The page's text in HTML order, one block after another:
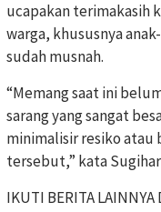
ucapakan terimakasih
warga, khususnya
sudah musnah.
“Memang saat ini
sarang yang sangat
minimalisir resiko atau
tersebut,” kata
IKUTI BERITA LAINNYA